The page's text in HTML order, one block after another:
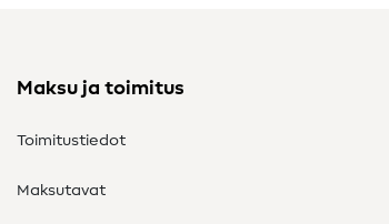
Maksu ja toimitus
Toimitustiedot
Maksutavat